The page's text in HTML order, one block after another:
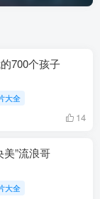
700个孩子
大全
14
”流浪哥
大全